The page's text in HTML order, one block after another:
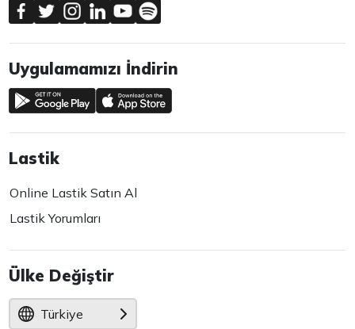
Uygulamamızı İndirin
Lastik
Online Lastik Satın Al
Lastik Yorumları
Ülke Değiştir
Türkiye